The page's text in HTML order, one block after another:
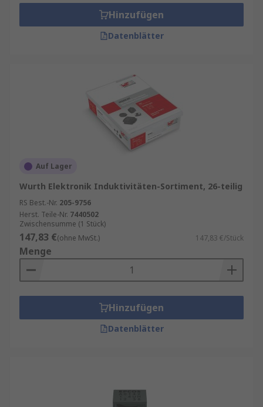
Hinzufügen
Datenblätter
Auf Lager
Wurth Elektronik Induktivitäten-Sortiment, 26-teilig
RS Best.-Nr. 205-9756
Herst. Teile-Nr. 7440502
Zwischensumme (1 Stück)
147,83 €(ohne MwSt.) 147,83 €/Stück
Menge
Hinzufügen
Datenblätter